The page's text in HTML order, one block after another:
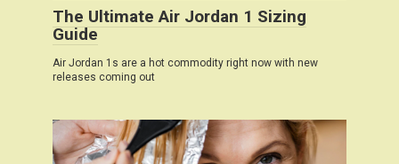
The Ultimate Air Jordan 1 Sizing
Guide
Air Jordan 1s are a hot commodity right now with new
releases coming out